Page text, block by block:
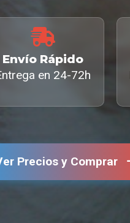
Envío Rápido
en 24-72h
Precios y Comprar